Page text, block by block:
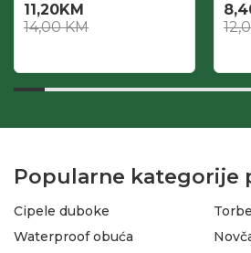
11,20KM
14,00KM
Popularne kategorije
Cipele duboke
Waterproof obuća
Torbe